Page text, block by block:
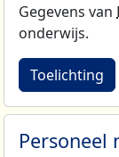
Gegevens van
onderwijs.
Toelichting
Personeel